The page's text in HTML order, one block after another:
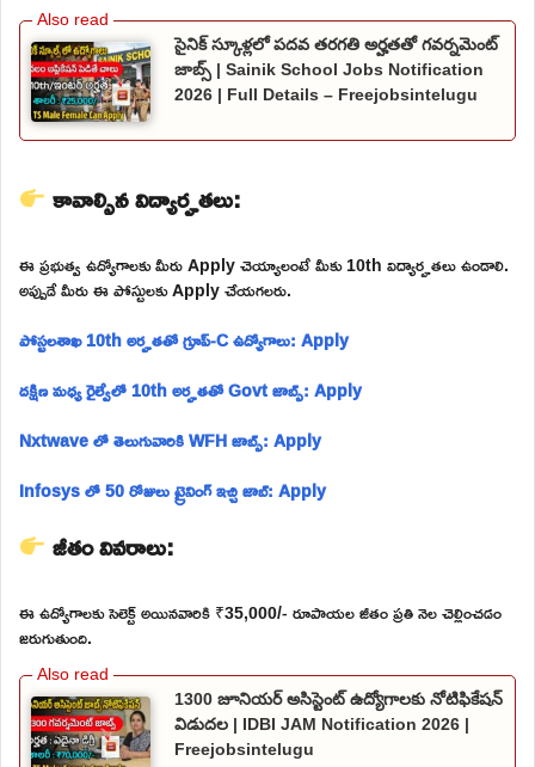
సైనిక్ స్కూళ్లలో పదవ తరగతి అర్హతతో గవర్నమెంట్
జాబ్స్ | Sainik School Jobs Notification
2026 | Full Details – Freejobsintelugu
కావాల్సిన విద్యార్హతలు:
ఈ ప్రభుత్వ ఉద్యోగాలకు మీరు Apply చెయ్యాలంటే మీకు 10th విద్యార్హతలు ఉండాలి.
అప్పుడే మీరు ఈ పోస్టులకు Apply చేయగలరు.
పోస్టలశాఖ 10th అర్హతతో గ్రూప్-C ఉద్యోగాలు: Apply
దక్షిణ మధ్య రైల్వేలో 10th అర్హతతో Govt జాబ్స్: Apply
Nxtwave లో తెలుగువారికి WFH జాబ్స్: Apply
Infosys లో 50 రోజులు ట్రైనింగ్ ఇచ్చి జాబ్: Apply
జీతం వివరాలు:
ఈ ఉద్యోగాలకు సెలెక్ట్ అయినవారికి ₹35,000/- రూపాయల జీతం ప్రతి నెల చెల్లించడం
జరుగుతుంది.
1300 జూనియర్ అసిస్టెంట్ ఉద్యోగాలకు నోటిఫికేషన్
విడుదల | IDBI JAM Notification 2026 |
Freejobsintelugu